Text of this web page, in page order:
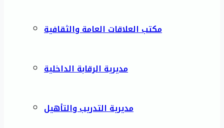
مكتب العلاقات العامة والثقافية
مديرية الرقابة الداخلية
مديرية التدريب والتأهيل